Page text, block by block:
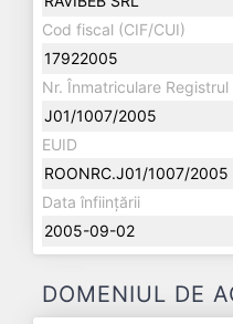
Cod fiscal (CIF/CUI)
17922005
Nr. Înmatriculare
J01/1007/2005
EUID
ROONRC.J01/1007/2005
Data înființării
2005-09-02
DOMENIUL DE